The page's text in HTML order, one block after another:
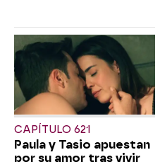
CAPÍTULO 621
Paula y Tasio apuestan
por su amor tras vivir